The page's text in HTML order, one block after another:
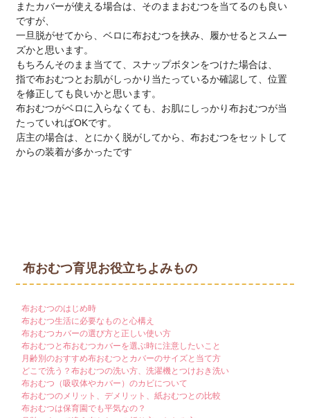
またカバーが使える場合は、そのままおむつを当てるのも良い
ですが、
一旦脱がせてから、ベロに布おむつを挟み、履かせるとスムー
ズかと思います。
もちろんそのまま当てて、スナップボタンをつけた場合は、
指で布おむつとお肌がしっかり当たっているか確認して、位置
を修正しても良いかと思います。
布おむつがベロに入らなくても、お肌にしっかり布おむつが当
たっていればOKです。
店主の場合は、とにかく脱がしてから、布おむつをセットして
からの装着が多かったです
布おむつ育児お役立ちよみもの
布おむつのはじめ時
布おむつ生活に必要なものと心構え
布おむつカバーの選び方と正しい使い方
布おむつと布おむつカバーを選ぶ時に注意したいこと
月齢別のおすすめ布おむつとカバーのサイズと当て方
どこで洗う？布おむつの洗い方、洗濯機とつけおき洗い
布おむつ（吸収体やカバー）のカビについて
布おむつのメリット、デメリット、紙おむつとの比較
布おむつは保育園でも平気なの？